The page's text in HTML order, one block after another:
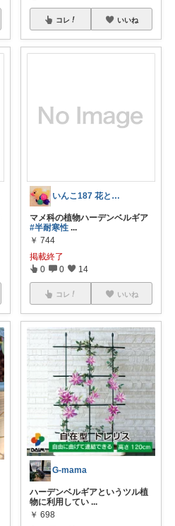
コレ いいね
いんこ187 花とビーズとレジンが好きだ
マメ科の植物ハーデンベルギア
#半耐寒性 ...
￥ 744
掲載終了
0 0 14
コレ いいね
G-mama
ハーデンベルギアというツル植
物に利用してい ...
￥ 698